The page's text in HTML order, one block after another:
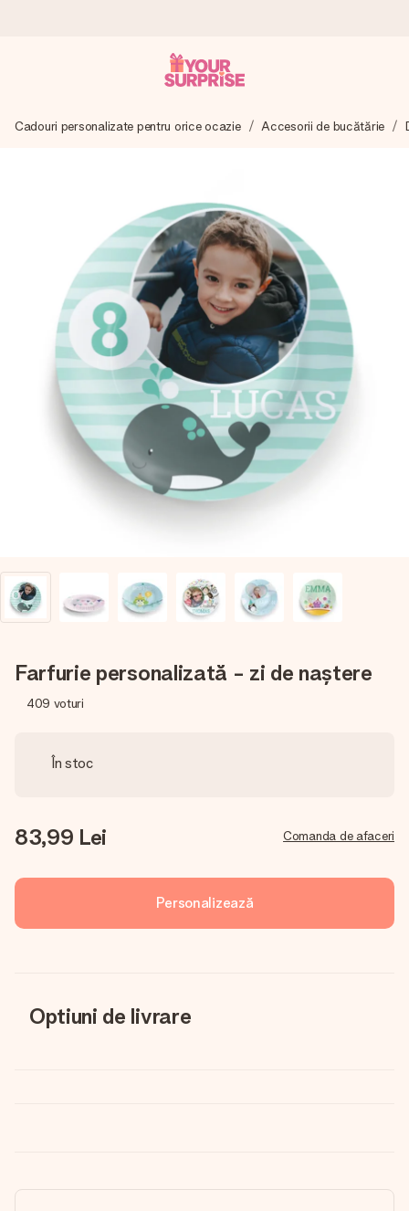
Îți alcătuim cadoul cu grijă și îl trimitem îndată spre tine -
4,8 (bazat pe +15.000 de recenzii)
Cadourile noastre inspiră. Clienții ne oferă nota 4,8 pe
Google Reviews.
Felicitare gratuită
Creează ceva unic în doar câțiva pași - cu numele ei,
fotografia ta sau un mesaj din suflet. Fără bătăi de cap,
doar bucură-te de moment.
Cadouri personalizate pentru orice ocazie Accesorii de bucătărie
Farfurie personalizată - zi de naștere
409 voturi
În stoc
83,99 Lei Comanda de afaceri
Personalizează
Optiuni de livrare